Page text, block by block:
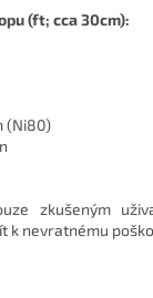
(ft; cca 30cm):
(Ni80)
zkušeným
k nevratnému